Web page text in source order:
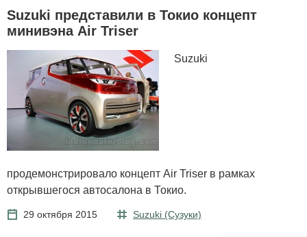
Suzuki представили в Токио концепт
минивэна Air Triser
Suzuki
продемонстрировало концепт Air Triser в рамках
открывшегося автосалона в Токио.
29 октября 2015 Suzuki (Сузуки)